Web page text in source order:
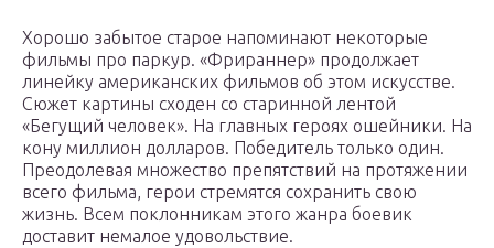
Хорошо забытое старое напоминают некоторые
фильмы про паркур. «Фрираннер» продолжает
линейку американских фильмов об этом искусстве.
Сюжет картины сходен со старинной лентой
«Бегущий человек». На главных героях ошейники. На
кону миллион долларов. Победитель только один.
Преодолевая множество препятствий на протяжении
всего фильма, герои стремятся сохранить свою
жизнь. Всем поклонникам этого жанра боевик
доставит немалое удовольствие.